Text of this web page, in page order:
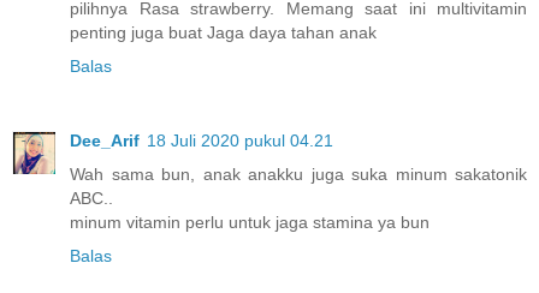
pilihnya Rasa strawberry. Memang saat ini multivitamin
penting juga buat Jaga daya tahan anak
Balas
Dee_Arif 18 Juli 2020 pukul 04.21
Wah sama bun, anak anakku juga suka minum sakatonik
ABC..
minum vitamin perlu untuk jaga stamina ya bun
Balas